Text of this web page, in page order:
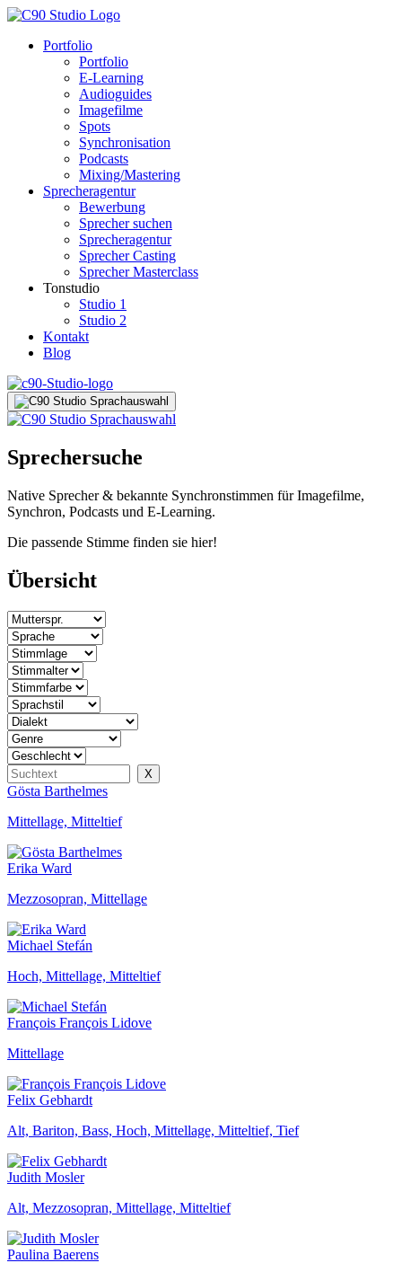
Portfolio
Portfolio
E-Learning
Audioguides
Imagefilme
Spots
Synchronisation
Podcasts
Mixing/Mastering
Sprecheragentur
Bewerbung
Sprecher suchen
Sprecheragentur
Sprecher Casting
Sprecher Masterclass
Tonstudio
Studio 1
Studio 2
Kontakt
Blog
Sprechersuche
Native Sprecher & bekannte Synchronstimmen für Imagefilme,
Synchron, Podcasts und E-Learning.
Die passende Stimme finden sie hier!
Übersicht
Gösta Barthelmes
Mittellage, Mitteltief
Erika Ward
Mezzosopran, Mittellage
Michael Stefán
Hoch, Mittellage, Mitteltief
François François Lidove
Mittellage
Felix Gebhardt
Alt, Bariton, Bass, Hoch, Mittellage, Mitteltief, Tief
Judith Mosler
Alt, Mezzosopran, Mittellage, Mitteltief
Paulina Baerens